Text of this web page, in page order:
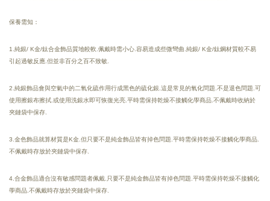
保養需知：
1.純銀/ K金/鈦合金飾品質地較軟.佩戴時需小心.容易造成些微彎曲.純銀/ K金/鈦鋼材質較不易
引起過敏反應.但並非百分之百不致敏.
2.純銀飾品會與空氣中的二氧化硫作用行成黑色的硫化銀.這是常見的氧化問題.不是退色問題.可
使用擦銀布擦拭.或使用洗銀水即可恢復光亮. 平時需保持乾燥不接觸化學商品. 不佩戴時收納於
夾鏈袋中保存.
3.金色飾品就算材質是K金.但只要不是純金飾品皆有掉色問題.平時需保持乾燥不接觸化學商品.
不佩戴時存放於夾鏈袋中保存.
4.合金飾品適合沒有敏感問題者佩戴.只要不是純金飾品皆有掉色問題.平時需保持乾燥不接觸化
學商品.不佩戴時存放於夾鏈袋中保存.